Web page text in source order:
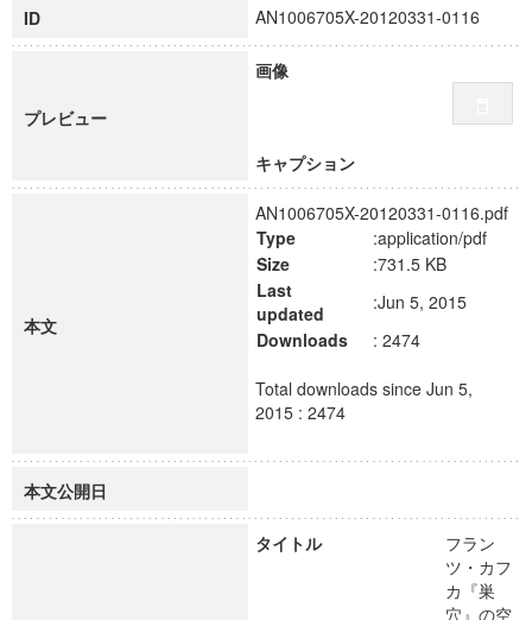
博士課程教育リーディングプログラム「超成熟社会発展のサ
学術雑誌掲載論文等(8)
ID AN1006705X-20120331-0116
プレビュー
画像
キャプション
本文
AN1006705X-20120331-0116.pdf
Type
:application/pdf
Size
:731.5 KB
Last
updated
:Jun 5, 2015
Downloads
: 2474
Total downloads since Jun 5,
2015 : 2474
本文公開日
タイトル
フラン
ツ・カフ
カ『巣
穴』の空